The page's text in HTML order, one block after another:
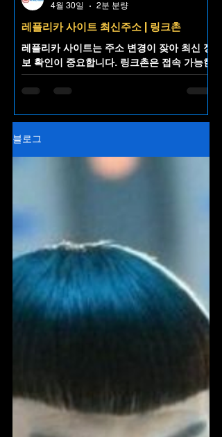
레플리카 사이트 최신주소 | 링크촌
레플리카 사이트는 주소 변경이 잦아 최신 정
보 확인이 중요합니다. 링크촌은 접속 가능한
레플리카 사이트 최신주소를 한곳에 정리해
제공하는 주소모음 플랫폼으로, 불필요한 검
4월 30일
2분 분량
블로그